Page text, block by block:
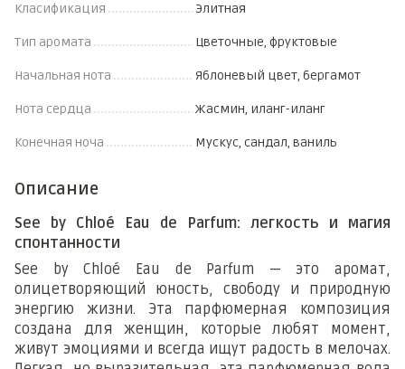
Класификация Элитная
Тип аромата Цветочные, фруктовые
Начальная нота Яблоневый цвет, бергамот
Нота сердца Жасмин, иланг-иланг
Конечная ноча Мускус, сандал, ваниль
Описание
See by Chloé Eau de Parfum: легкость и магия
спонтанности
See by Chloé Eau de Parfum — это аромат,
олицетворяющий юность, свободу и природную
энергию жизни. Эта парфюмерная композиция
создана для женщин, которые любят момент,
живут эмоциями и всегда ищут радость в мелочах.